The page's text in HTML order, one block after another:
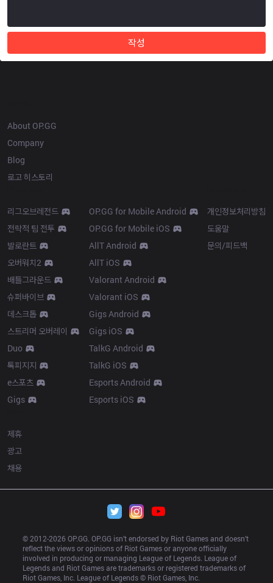
작성
About OP.GG
Company
Blog
로고 히스토리
리그오브레전드
전략적 팀 전투
발로란트
오버워치2
배틀그라운드
슈퍼바이브
데스크톱
스트리머 오버레이
Duo
톡피지지
e스포츠
Gigs
OP.GG for Mobile Android
OP.GG for Mobile iOS
AllT Android
AllT iOS
Valorant Android
Valorant iOS
Gigs Android
Gigs iOS
TalkG Android
TalkG iOS
Esports Android
Esports iOS
개인정보처리방침
도움말
문의/피드백
제휴
광고
채용
© 2012-2026 OP.GG. OP.GG isn’t endorsed by Riot Games and doesn’t
reflect the views or opinions of Riot Games or anyone officially
involved in producing or managing League of Legends. League of
Legends and Riot Games are trademarks or registered trademarks of
Riot Games, Inc. League of Legends © Riot Games, Inc.